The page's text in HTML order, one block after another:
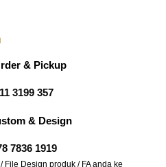
& Pickup
3199 357
& Design
7836 1919
File Design produk / FA anda ke